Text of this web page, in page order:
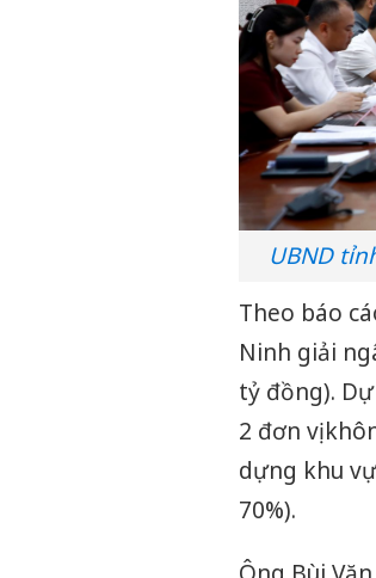
UBND
Theo báo
Ninh giải
tỷ đồng).
2 đơn vị
dựng khu
70%).